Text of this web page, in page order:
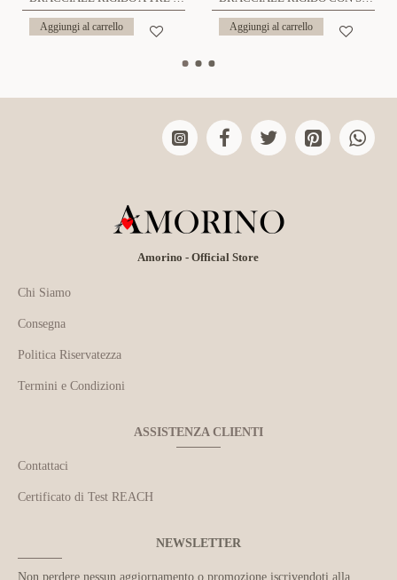
Aggiungi al carrello Aggiungi al carrello
Amorino - Official Store
Chi Siamo
Consegna
Politica Riservatezza
Termini e Condizioni
ASSISTENZA CLIENTI
Contattaci
Certificato di Test REACH
NEWSLETTER
Non perdere nessun aggiornamento o promozione iscrivendoti alla